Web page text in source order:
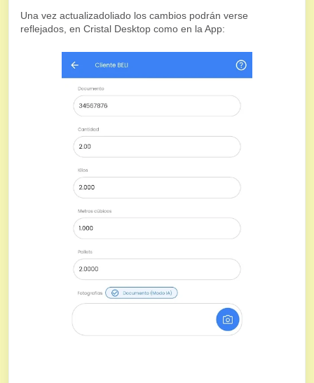
Una vez actualizadoliado los cambios podrán verse
reflejados, en Cristal Desktop como en la App: